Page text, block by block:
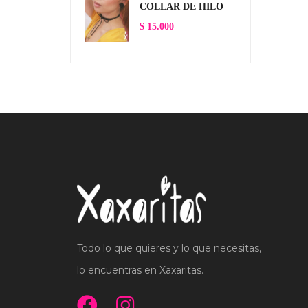
COLLAR DE HILO
$ 15.000
Todo lo que quieres y lo que necesitas,
lo encuentras en Xaxaritas.